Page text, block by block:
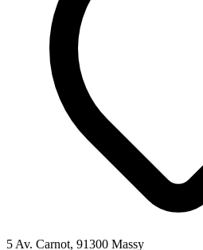
5 Av. Carnot, 91300 Massy